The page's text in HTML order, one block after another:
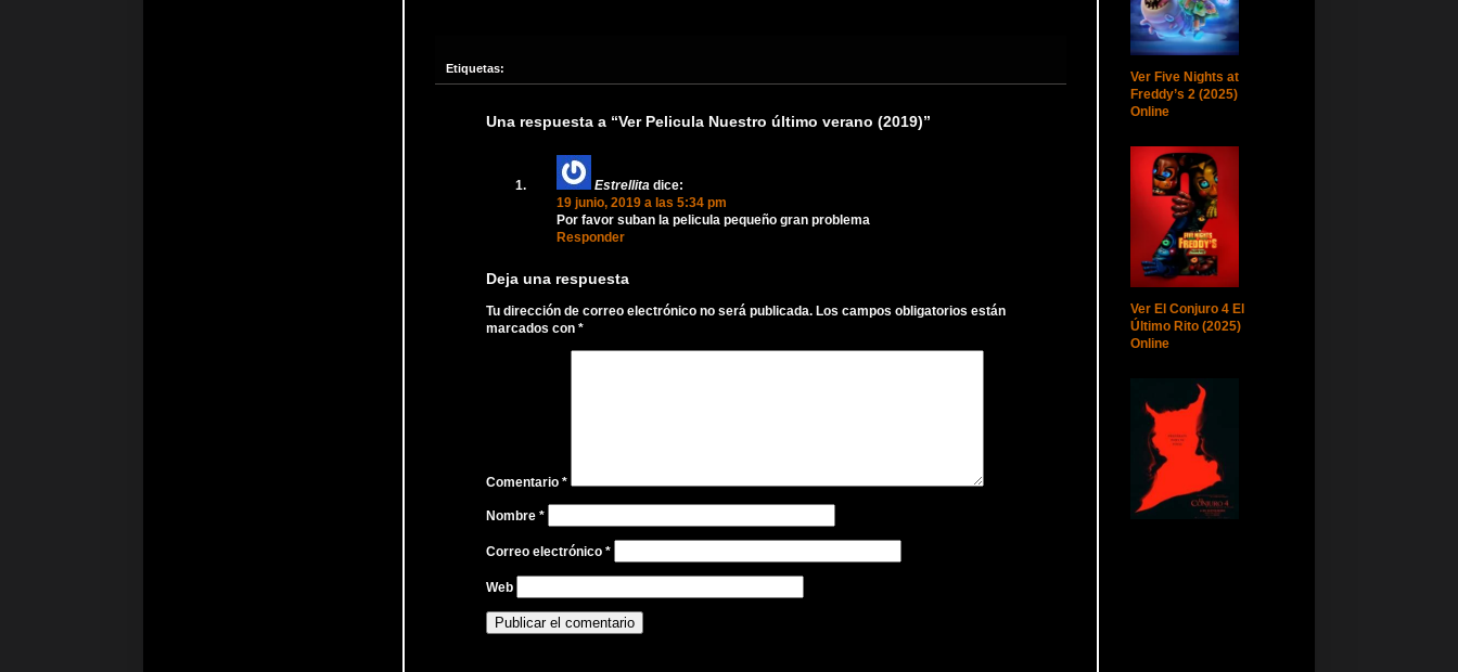
Etiquetas:
Una respuesta a “Ver Pelicula Nuestro último verano (2019)”
Estrellita dice:
19 junio, 2019 a las 5:34 pm
Por favor suban la pelicula pequeño gran problema
Responder
Deja una respuesta
Tu dirección de correo electrónico no será publicada. Los campos obligatorios están
marcados con *
Comentario *
Nombre *
Correo electrónico *
Web
Ver Five Nights at
Freddy’s 2 (2025)
Online
Ver El Conjuro 4 El
Último Rito (2025)
Online